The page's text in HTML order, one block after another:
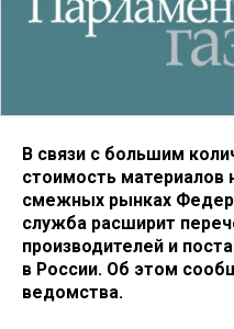
В связи с большим
стоимость материалов
смежных рынках
служба расширит
производителей и
в России. Об этом
ведомства.